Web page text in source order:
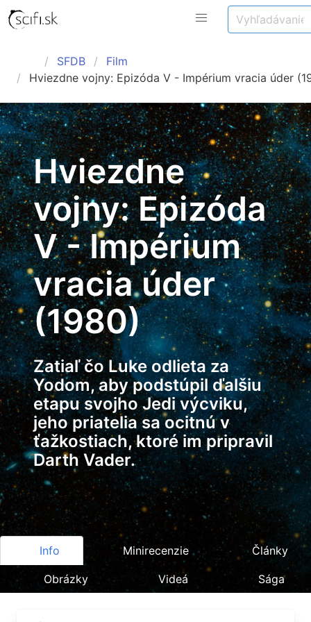
SFDB
Film
Hviezdne vojny: Epizóda V - Impérium vracia úder
Hviezdne
vojny: Epizóda
V - Impérium
vracia úder
(1980)
Zatiaľ čo Luke odlieta za
Yodom, aby podstúpil ďalšiu
etapu svojho Jedi výcviku,
jeho priatelia sa ocitnú v
ťažkostiach, ktoré im pripravil
Darth Vader.
Info Minirecenzie Články
Obrázky Videá Sága